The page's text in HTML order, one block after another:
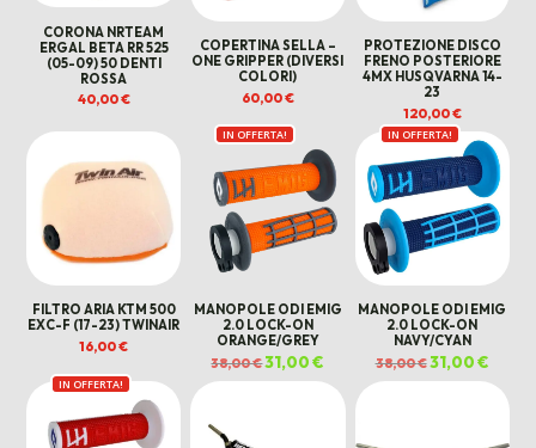
CORONA NRTEAM
ERGAL BETA RR 525
(05-09) 50 DENTI
ROSSA
40,00€
COPERTINA SELLA –
ONE GRIPPER (DIVERSI
COLORI)
60,00€
PROTEZIONE DISCO
FRENO POSTERIORE
4MX HUSQVARNA 14-
23
120,00€
FILTRO ARIA KTM 500
EXC-F (17-23) TWINAIR
16,00€
IN OFFERTA!
MANOPOLE ODI EMIG
2.0 LOCK-ON
ORANGE/GREY
38,00€Il
prezzo
originale
31,00€
attuale
31,00 €.
IN OFFERTA!
MANOPOLE ODI EMIG
2.0 LOCK-ON
NAVY/CYAN
38,00€ Il
prezzo
originale
31,00€Il
prezzo
31,00
IN OFFERTA!